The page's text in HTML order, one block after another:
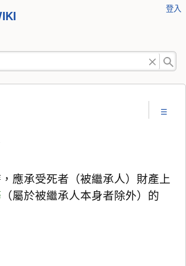
工
登入
應承受死者（被繼承人）財產上
（屬於被繼承人本身者除外）的